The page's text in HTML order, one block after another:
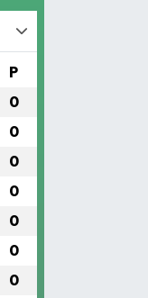
P
0
0
0
0
0
0
0